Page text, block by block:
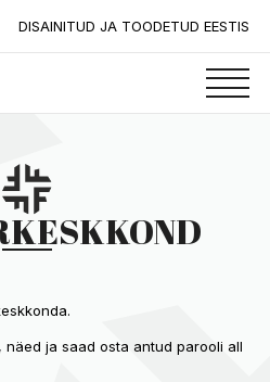
DISAINITUD JA TOODETUD EESTIS
ja saad osta antud parooli all